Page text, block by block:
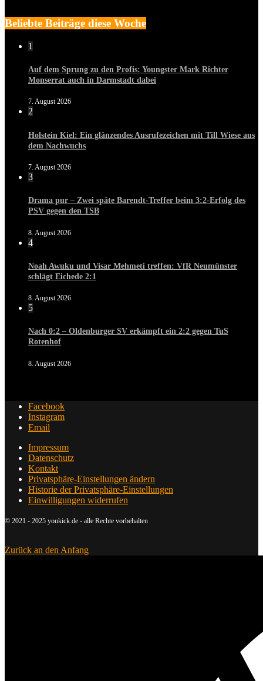
Beliebte Beiträge diese Woche
1
Auf dem Sprung zu den Profis: Youngster Mark Richter
Monserrat auch in Darmstadt dabei
7. August 2026
2
Holstein Kiel: Ein glänzendes Ausrufezeichen mit Till Wiese aus
dem Nachwuchs
7. August 2026
3
Drama pur – Zwei späte Barendt-Treffer beim 3:2-Erfolg des
PSV gegen den TSB
8. August 2026
4
Noah Awuku und Visar Mehmeti treffen: VfR Neumünster
schlägt Eichede 2:1
8. August 2026
5
Nach 0:2 – Oldenburger SV erkämpft ein 2:2 gegen TuS
Rotenhof
8. August 2026
Facebook
Instagram
Email
Impressum
Datenschutz
Kontakt
Privatsphäre-Einstellungen ändern
Historie der Privatsphäre-Einstellungen
Einwilligungen widerrufen
© 2021 - 2025 youkick.de - alle Rechte vorbehalten
Zurück an den Anfang